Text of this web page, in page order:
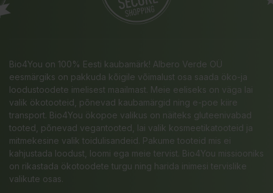
Bio4You on 100% Eesti kaubamärk! Albero Verde OÜ
eesmärgiks on pakkuda kõigile võimalust osa saada öko-ja
loodustoodete imelisest maailmast. Meie eeliseks on väga lai
valik ökotooteid, põnevad kaubamärgid ning e-poe kiire
transport. Bio4You ökopoe valikus on näiteks gluteenivabad
tooted, põnevad vegantooted, lai valik kosmeetikatooteid ja
mitmekesine valik toidulisandeid. Pakume tooteid mis ei
kahjustada loodust, loomi ega meie tervist. Bio4You missiooniks
on rikastada ökotoodete turgu ning harida inimesi tervislike
valikute osas.